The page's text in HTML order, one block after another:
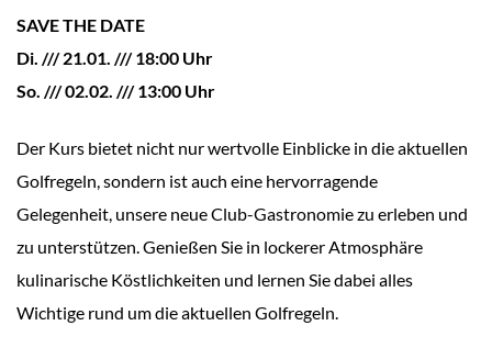
SAVE THE DATE
Di. /// 21.01. /// 18:00 Uhr
So. /// 02.02. /// 13:00 Uhr
Der Kurs bietet nicht nur wertvolle Einblicke in die aktuellen
Golfregeln, sondern ist auch eine hervorragende
Gelegenheit, unsere neue Club-Gastronomie zu erleben und
zu unterstützen. Genießen Sie in lockerer Atmosphäre
kulinarische Köstlichkeiten und lernen Sie dabei alles
Wichtige rund um die aktuellen Golfregeln.